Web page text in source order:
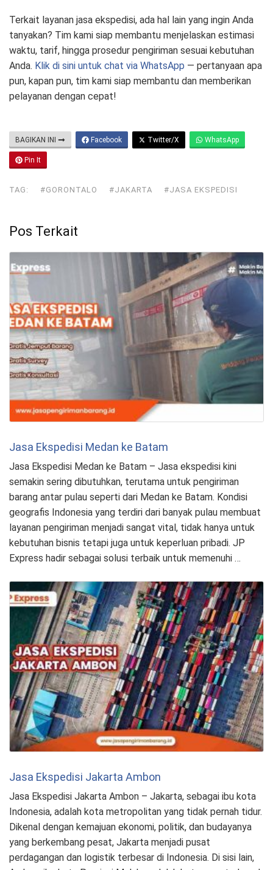
Terkait layanan jasa ekspedisi, ada hal lain yang ingin Anda
tanyakan? Tim kami siap membantu menjelaskan estimasi
waktu, tarif, hingga prosedur pengiriman sesuai kebutuhan
Anda. Klik di sini untuk chat via WhatsApp — pertanyaan apa
pun, kapan pun, tim kami siap membantu dan memberikan
pelayanan dengan cepat!
BAGIKAN INI Facebook Twitter/X WhatsApp
Pin It
TAG: #GORONTALO #JAKARTA #JASA EKSPEDISI
Pos Terkait
Jasa Ekspedisi Medan ke Batam
Jasa Ekspedisi Medan ke Batam – Jasa ekspedisi kini
semakin sering dibutuhkan, terutama untuk pengiriman
barang antar pulau seperti dari Medan ke Batam. Kondisi
geografis Indonesia yang terdiri dari banyak pulau membuat
layanan pengiriman menjadi sangat vital, tidak hanya untuk
kebutuhan bisnis tetapi juga untuk keperluan pribadi. JP
Express hadir sebagai solusi terbaik untuk memenuhi …
Jasa Ekspedisi Jakarta Ambon
Jasa Ekspedisi Jakarta Ambon – Jakarta, sebagai ibu kota
Indonesia, adalah kota metropolitan yang tidak pernah tidur.
Dikenal dengan kemajuan ekonomi, politik, dan budayanya
yang berkembang pesat, Jakarta menjadi pusat
perdagangan dan logistik terbesar di Indonesia. Di sisi lain,